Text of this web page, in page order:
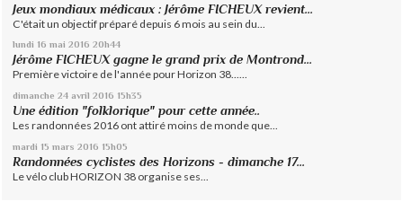
Jeux mondiaux médicaux : Jérôme FICHEUX revient...
C'était un objectif préparé depuis 6 mois au sein du...
lundi 16 mai 2016 20h44
Jérôme FICHEUX gagne le grand prix de Montrond...
Première victoire de l'année pour Horizon 38......
dimanche 24 avril 2016 15h35
Une édition "folklorique" pour cette année..
Les randonnées 2016 ont attiré moins de monde que...
mardi 15 mars 2016 15h05
Randonnées cyclistes des Horizons - dimanche 17...
Le vélo club HORIZON 38 organise ses...